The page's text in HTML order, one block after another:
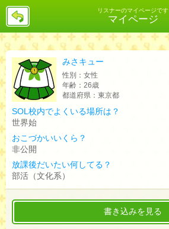
リスナーのマイページです
マイページ
戻
みさキュー
性別： 女性
年齢： 26歳
都道府県： 東京都
SOL校内でよくいる場所は？
世界始
おこづかいいくら？
非公開
放課後だいたい何してる？
部活（文化系）
書き込みを見る